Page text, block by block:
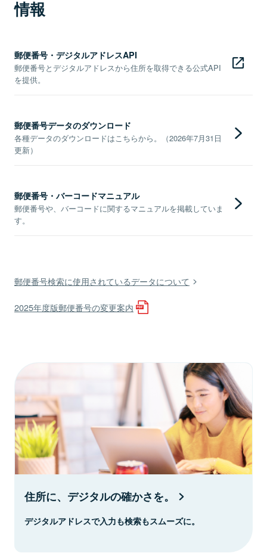
情報
郵便番号・デジタルアドレスAPI
郵便番号とデジタルアドレスから住所を取得できる公式API
を提供。
郵便番号データのダウンロード
各種データのダウンロードはこちらから。（2026年7月31日
更新）
郵便番号・バーコードマニュアル
郵便番号や、バーコードに関するマニュアルを掲載していま
す。
郵便番号検索に使用されているデータについて
2025年度版郵便番号の変更案内
住所に、デジタルの確かさを。
デジタルアドレスで入力も検索もスムーズに。